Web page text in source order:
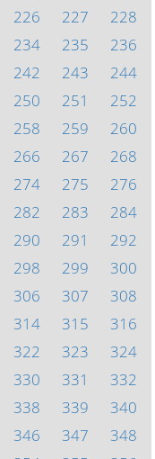
226 227
228
234 235
236
242 243
244
250 251
252
258 259
260
266 267
268
274 275
276
282 283
284
290 291
292
298 299
300
306 307
308
314 315
316
322 323
324
330 331
332
338 339
340
346 347
348